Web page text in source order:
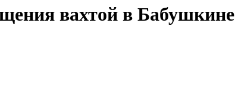
вахтой в Бабушкине